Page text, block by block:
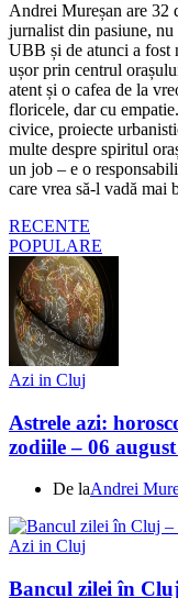
Andrei Mureșan are 32
jurnalist din pasiune,
UBB și de atunci a fost
ușor prin centrul
atent și o cafea de la
floricele, dar cu
civice, proiecte
multe despre spiritul
un job – e o
care vrea să-l vadă mai
RECENTE
POPULARE
Azi in Cluj
Astrele azi:
zodiile – 06
De laAndrei
Azi in Cluj
Bancul zilei în